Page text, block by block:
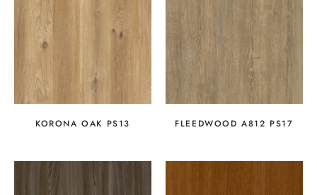
KORONA OAK PS13 FLEEDWOOD A812 PS17